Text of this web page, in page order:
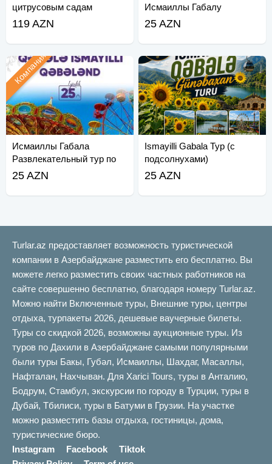
цитрусовым садам
Ленкорань Астара
119 AZN
Исмаиллы Габалу
25 AZN
Исмаиллы Габала
Развлекательный тур по
Габаланду
Компания
25 AZN
Ismayilli Gabala Тур (с
подсолнухами)
25 AZN
Turlar.az предоставляет возможность туристической
компании в Азербайджане разместить его бесплатно. Вы
можете легко разместить своих частных работников на
сайте совершенно бесплатно, благодаря номеру Turlar.az.
Можно найти Включенные туры, Внешние туры, центры
отдыха, турпакеты 2026, дешевые ваучерные билеты.
Туры со скидкой 2026, возможны аукционные туры. Из
туров по Дахили в Азербайджане самыми популярными
были туры Бакы, Губəл, Исмаиллы, Шахдаг, Масаллы,
Нафталан, Нахчыван. Для Xarici Tours, туры в Анталию,
Бодрум, Стамбул, экскурсии по городу в Турции, туры в
Дубай, Тбилиси, туры в Батуми в Грузии. На участке
можно разместить базы отдыха, гостиницы, дома,
туристические бюро.
Instagram
Facebook
Tiktok